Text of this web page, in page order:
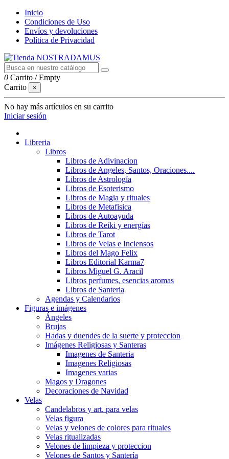
Inicio
Condiciones de Uso
Envíos y devoluciones
Política de Privacidad
0 Carrito /Empty
Carrito
×
No hay más artículos en su carrito
Iniciar sesión
Libreria
Libros
Libros de Adivinacion
Libros de Angeles, Santos, Oraciones....
Libros de Astrología
Libros de Esoterismo
Libros de Magia y rituales
Libros de Metafisica
Libros de Autoayuda
Libros de Reiki y energías
Libros de Tarot
Libros de Velas e Inciensos
Libros del Mago Felix
Libros Editorial Karma7
Libros Miguel G. Aracil
Libros perfumes, esencias aromas
Libros de Santeria
Agendas y Calendarios
Figuras e imágenes
Ángeles
Brujas
Hadas y duendes de la suerte y proteccion
Imágenes Religiosas y Santeras
Imagenes de Santeria
Imagenes Religiosas
Imagenes varias
Magos y Dragones
Decoraciones de Navidad
Velas
Candelabros y art. para velas
Velas figura
Velas y velones de colores para rituales
Velas ritualizadas
Velones de limpieza y proteccion
Velones de Santos y Santería